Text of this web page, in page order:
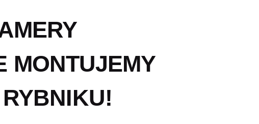
MONTUJEMY